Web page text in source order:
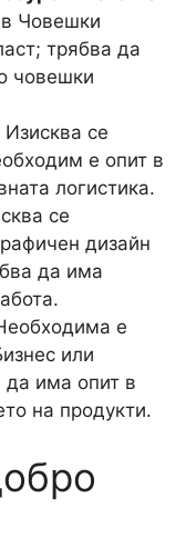
в Човешки
трябва да
човешки
Изисква се
е опит в
логистика.
се
дизайн
да има
е
или
да има опит в
на продукти.